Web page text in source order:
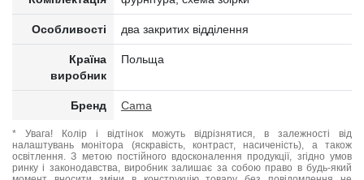
Особливості два закритих відділення
Країна
виробник
Польща
Бренд Cama
* Увага! Колір і відтінок можуть відрізнятися, в залежності від
налаштувань монітора (яскравість, контраст, насиченість), а також
освітлення. З метою постійного вдосконалення продукції, згідно умов
ринку і законодавства, виробник залишає за собою право в будь-який